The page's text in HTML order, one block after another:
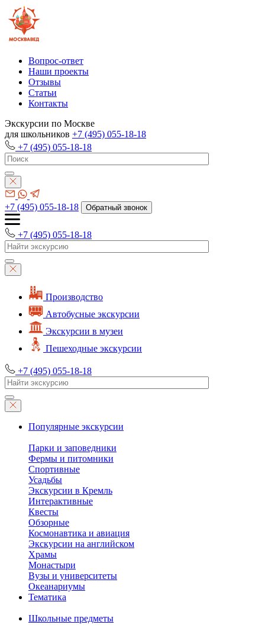
Вопрос-ответ
Наши проекты
Отзывы
Статьи
Контакты
Экскурсии по Москве
для школьников +7 (495) 055-18-18
+7 (495) 055-18-18
+7 (495) 055-18-18 Обратный звонок
+7 (495) 055-18-18
Производство
Автобусные экскурсии
Экскурсии в музеи
Пешеходные экскурсии
+7 (495) 055-18-18
Популярные экскурсии
Парки и заповедники
Фермы и питомники
Спортивные
Усадьбы
Экскурсии в Кремль
Интерактивные
Квесты
Обзорные
Космонавтика и авиация
Экскурсии на английском
Храмы
Монастыри
Вузы и университеты
Океанариумы
Тематика
Школьные предметы